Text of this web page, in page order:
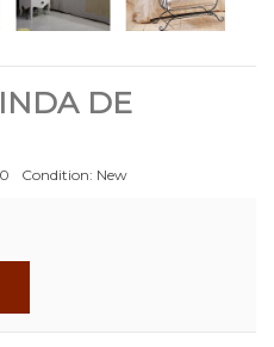
DE
Condition: New